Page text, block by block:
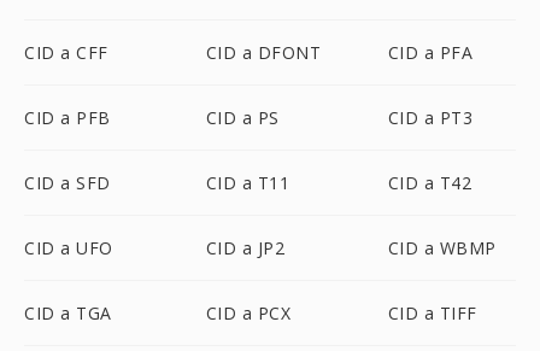
CID a CFF CID a DFONT CID a PFA
CID a PFB CID a PS CID a PT3
CID a SFD CID a T11 CID a T42
CID a UFO CID a JP2 CID a WBMP
CID a TGA CID a PCX CID a TIFF